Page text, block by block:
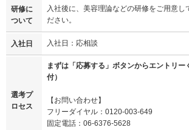
研修に
ついて
入社後に、美容理論などの研修をご用意し
ださい。
入社日 入社日：応相談
選考プ
ロセス
まずは「応募する」ボタンからエントリー
付）
【お問い合わせ】
フリーダイヤル：0120-003-649
固定電話：06-6376-5628